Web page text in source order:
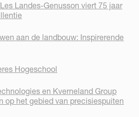
Landes-Genusson viert 75 jaar
aan de landbouw: Inspirerende
Hogeschool
en Kverneland Group
op het gebied van precisiespuiten